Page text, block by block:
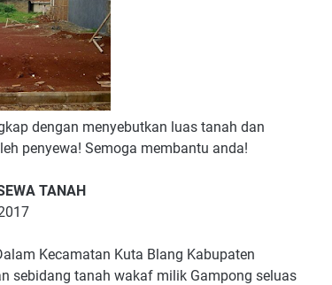
dengan menyebutkan luas tanah dan
penyewa! Semoga membantu anda!
TANAH
Kecamatan Kuta Blang Kabupaten
sebidang tanah wakaf milik Gampong seluas